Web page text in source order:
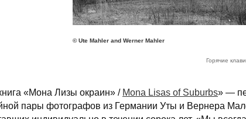
© Ute Mahler and Werner Mahler
Горячие
«Мона Лизы окраин» / Mona Lisas of Suburbs» —
пары фотографов из Германии Уты и Вернера